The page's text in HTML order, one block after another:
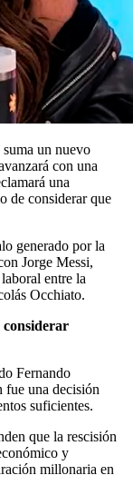
suma un nuevo
con una
una
de considerar que
generado por la
Jorge Messi,
entre la
Occhiato.
Fernando
fue una decisión
suficientes.
que la rescisión
y
millonaria en